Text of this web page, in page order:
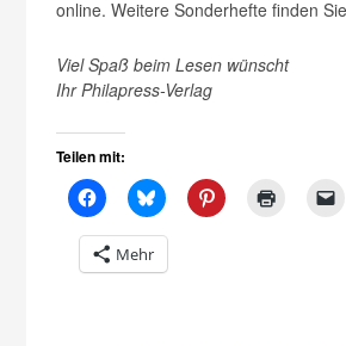
online. Weitere Sonderhefte finden Sie
Viel Spaß beim Lesen wünscht
Ihr Philapress-Verlag
Teilen mit:
Mehr